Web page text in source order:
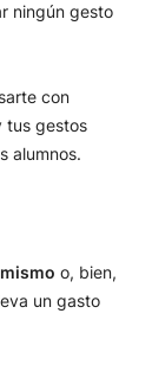
ningún gesto
con
tus gestos
alumnos.
o, bien,
un gasto